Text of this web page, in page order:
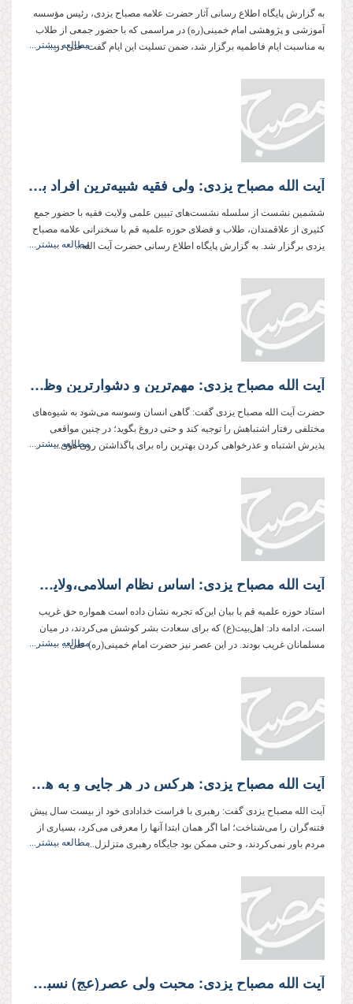
به گزارش پایگاه اطلاع رسانی آثار حضرت علامه مصباح یزدی، رئیس مؤسسه
آموزشی و پژوهشی امام خمینی(ره) در مراسمی كه با حضور جمعی از طلاب
به مناسبت ایام فاطمیه برگزار شد، ضمن تسلیت این ایام گفت: حتی در...
مطالعه بیشتر...
آیت الله مصباح یزدی: ولی فقیه شبیه‌ترین افراد به معصوم(ع) است
ششمین نشست از سلسله نشست‌های تبیین علمی ولایت فقیه با حضور جمع
كثیری از علاقمندان، طلاب و فضلای حوزه علمیه قم با سخنرانی علامه مصباح
یزدی برگزار شد. به گزارش پایگاه اطلاع رسانی حضرت آیت الله...مطالعه بیشتر...
آیت الله مصباح یزدی: مهم‌ترین و دشوارترین وظیفه قضات پرهیز از پیروی هوای نفس است که جز با توكل بر خدا و توسل به اولیای الهی میسر نمی‌شود
حضرت آیت الله مصباح یزدی گفت: گاهی انسان وسوسه می‌شود به شیوه‌های
مختلفی رفتار اشتباهش را توجیه كند و حتی دروغ بگوید؛ در چنین مواقعی
پذیرش اشتباه و عذرخواهی كردن بهترین راه برای پاگذاشتن روی هوی...
مطالعه بیشتر...
آیت الله مصباح یزدی: اساس نظام اسلامی،‌ولایت فقیه و رمز بقای آن، رهبری حکیمانه رهبر معظم انقلاب است
استاد حوزه علمیه قم با بیان این‌كه تجربه نشان داده است همواره حق غریب
است، ادامه داد: اهل‌بیت(ع) كه برای سعادت بشر كوشش می‌كردند، در میان
مسلمانان غریب بودند. در این عصر نیز حضرت امام خمینی(ره) علی‌...مطالعه بیشتر...
آیت الله مصباح یزدی: هركس در هر جایی و به هر زبان و قلمی از ولی فقیه حمایت كند، در واقع از امام زمان(عج) و اسلام حمایت كرده است
آیت الله مصباح یزدی گفت: رهبری با فراست خدادادی خود از بیست سال پیش
فتنه‌گران را می‌شناخت؛ اما اگر همان ابتدا آنها را معرفی می‌كرد، بسیاری از
مردم باور نمی‌کردند، و حتی ممكن بود جایگاه رهبری متزلزل...مطالعه بیشتر...
آیت الله مصباح یزدی: محبت ولی عصر(عج) نسبت به شیعیانش بیشتر از مجموع محبت همه پدران و مادران به فرزندانشان است